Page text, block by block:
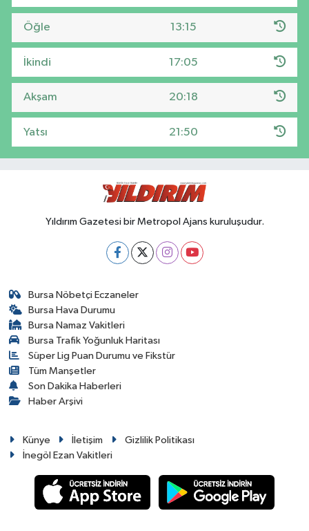
Öğle 13:15
İkindi 17:05
Akşam 20:18
Yatsı 21:50
Yıldırım Gazetesi bir Metropol Ajans kuruluşudur.
Bursa Nöbetçi Eczaneler
Bursa Hava Durumu
Bursa Namaz Vakitleri
Bursa Trafik Yoğunluk Haritası
Süper Lig Puan Durumu ve Fikstür
Tüm Manşetler
Son Dakika Haberleri
Haber Arşivi
Künye İletişim
Gizlilik Politikası
İnegöl Ezan Vakitleri